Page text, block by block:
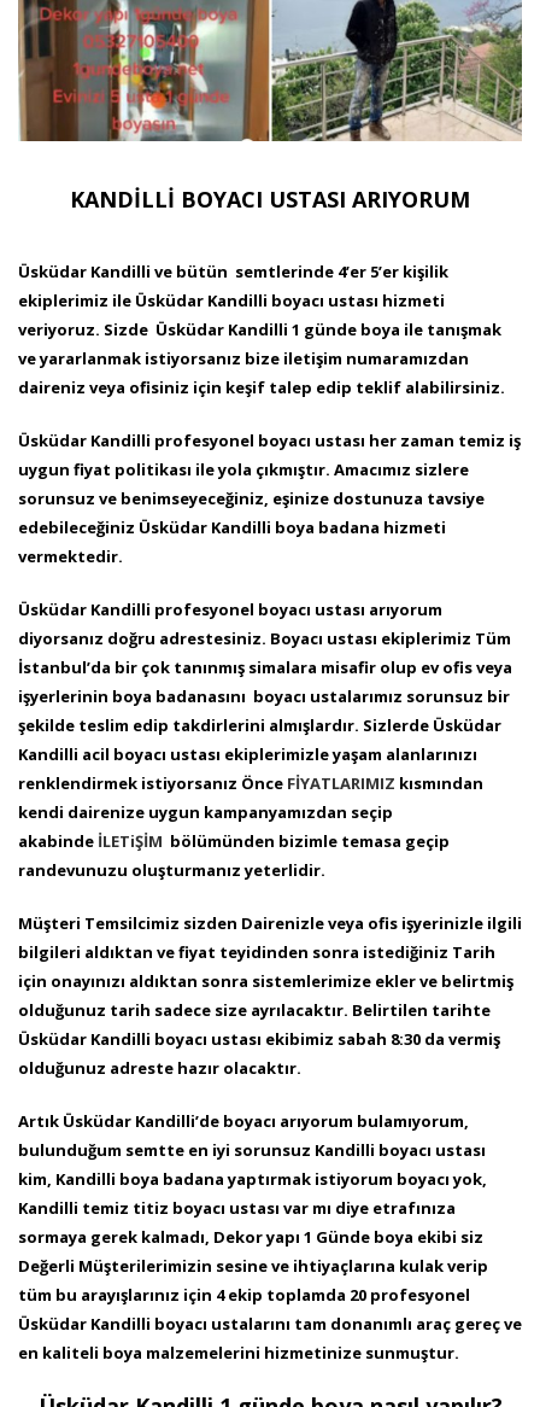
KANDİLLİ BOYACI USTASI ARIYORUM
Üsküdar Kandilli ve bütün semtlerinde 4’er 5’er kişilik
ekiplerimiz ile Üsküdar Kandilli boyacı ustası hizmeti
veriyoruz. Sizde Üsküdar Kandilli 1 günde boya ile tanışmak
ve yararlanmak istiyorsanız bize iletişim numaramızdan
daireniz veya ofisiniz için keşif talep edip teklif alabilirsiniz.
Üsküdar Kandilli profesyonel boyacı ustası her zaman temiz iş
uygun fiyat politikası ile yola çıkmıştır. Amacımız sizlere
sorunsuz ve benimseyeceğiniz, eşinize dostunuza tavsiye
edebileceğiniz Üsküdar Kandilli boya badana hizmeti
vermektedir.
Üsküdar Kandilli profesyonel boyacı ustası arıyorum
diyorsanız doğru adrestesiniz. Boyacı ustası ekiplerimiz Tüm
İstanbul’da bir çok tanınmış simalara misafir olup ev ofis veya
işyerlerinin boya badanasını boyacı ustalarımız sorunsuz bir
şekilde teslim edip takdirlerini almışlardır. Sizlerde Üsküdar
Kandilli acil boyacı ustası ekiplerimizle yaşam alanlarınızı
renklendirmek istiyorsanız Önce FİYATLARIMIZ kısmından
kendi dairenize uygun kampanyamızdan seçip
akabinde İLETiŞİM bölümünden bizimle temasa geçip
randevunuzu oluşturmanız yeterlidir.
Müşteri Temsilcimiz sizden Dairenizle veya ofis işyerinizle ilgili
bilgileri aldıktan ve fiyat teyidinden sonra istediğiniz Tarih
için onayınızı aldıktan sonra sistemlerimize ekler ve belirtmiş
olduğunuz tarih sadece size ayrılacaktır. Belirtilen tarihte
Üsküdar Kandilli boyacı ustası ekibimiz sabah 8:30 da vermiş
olduğunuz adreste hazır olacaktır.
Artık Üsküdar Kandilli’de boyacı arıyorum bulamıyorum,
bulunduğum semtte en iyi sorunsuz Kandilli boyacı ustası
kim, Kandilli boya badana yaptırmak istiyorum boyacı yok,
Kandilli temiz titiz boyacı ustası var mı diye etrafınıza
sormaya gerek kalmadı, Dekor yapı 1 Günde boya ekibi siz
Değerli Müşterilerimizin sesine ve ihtiyaçlarına kulak verip
tüm bu arayışlarınız için 4 ekip toplamda 20 profesyonel
Üsküdar Kandilli boyacı ustalarını tam donanımlı araç gereç ve
en kaliteli boya malzemelerini hizmetinize sunmuştur.